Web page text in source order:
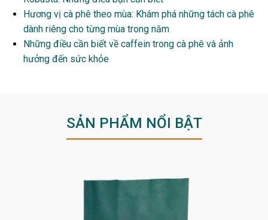
Hương vị cà phê theo mùa: Khám phá những tách cà phê
dành riêng cho từng mùa trong năm
Những điều cần biết về caffein trong cà phê và ảnh
hưởng đến sức khỏe
SẢN PHẨM NỔI BẬT